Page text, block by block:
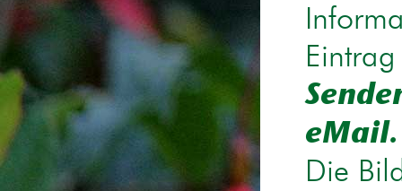
eMail.
Die